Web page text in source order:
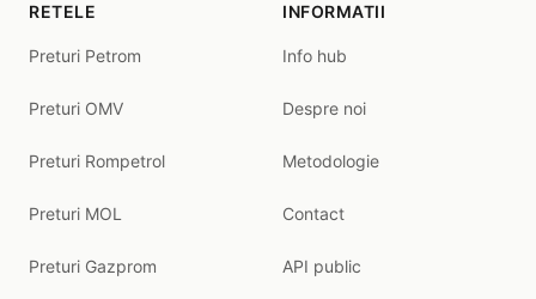
RETELE
Preturi Petrom
Preturi OMV
Preturi Rompetrol
Preturi MOL
Preturi Gazprom
INFORMATII
Info hub
Despre noi
Metodologie
Contact
API public